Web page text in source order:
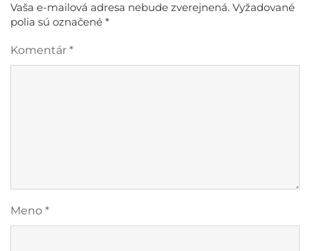
Vaša e-mailová adresa nebude zverejnená. Vyžadované
polia sú označené *
Komentár *
Meno *